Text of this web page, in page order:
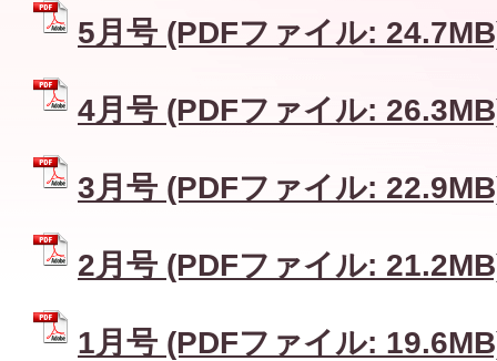
5月号 (PDFファイル:
4月号 (PDFファイル:
3月号 (PDFファイル:
2月号 (PDFファイル:
1月号 (PDFファイル: